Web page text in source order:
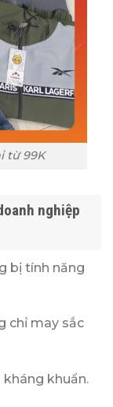
từ 99K
nghiệp
bị tính năng
chỉ may sắc
kháng khuẩn.